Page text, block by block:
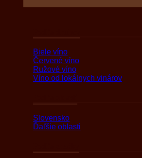
Biele víno
Červené víno
Ružové víno
Víno od lokálnych vinárov
Slovensko
Ďaľšie oblasti